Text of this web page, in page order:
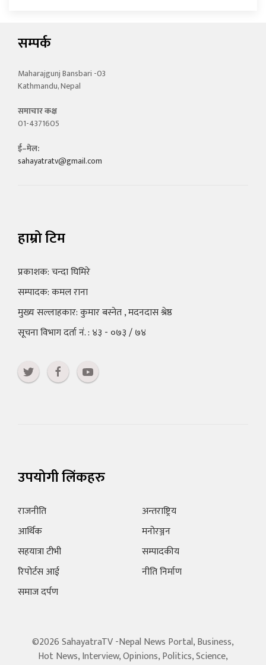
सम्पर्क
Maharajgunj Bansbari -03
Kathmandu, Nepal
समाचार कक्ष
01-4371605
ई–मेल:
sahayatratv@gmail.com
हाम्रो टिम
प्रकाशक: चन्दा घिमिरे
सम्पादक: कमल राना
मुख्य सल्लाहकार: कुमार बस्नेत , मदनदास श्रेष्ठ
सूचना विभाग दर्ता नं. : ४३ - ०७३ / ७४
उपयोगी लिंकहरु
राजनीति
आर्थिक
सहयात्रा टीभी
रिपोर्टस आई
समाज दर्पण
अन्तराष्ट्रिय
मनोरञ्जन
सम्पादकीय
नीति निर्माण
©2026 SahayatraTV -Nepal News Portal, Business,
Hot News, Interview, Opinions, Politics, Science,